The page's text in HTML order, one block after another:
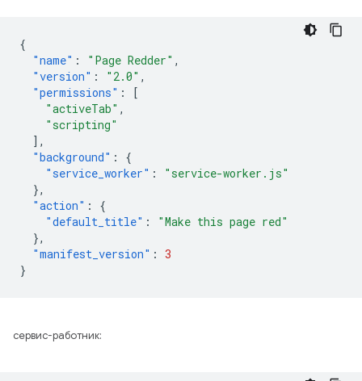
{
"name" : "Page Redder" ,
"version" : "2.0" ,
"permissions" :
[
"activeTab" ,
"scripting"
],
"background" :
{
"service_worker" :
"service-worker.js"
},
"action" :
{
"default_title" :
"Make this page red"
},
"manifest_version" : 3
}
сервис-работник: